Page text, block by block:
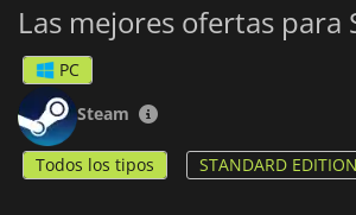
Las mejores ofertas para
PC
Steam
Todos los tipos STANDARD EDITION